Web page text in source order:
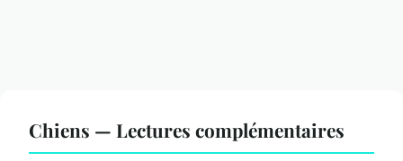
Chiens — Lectures complémentaires